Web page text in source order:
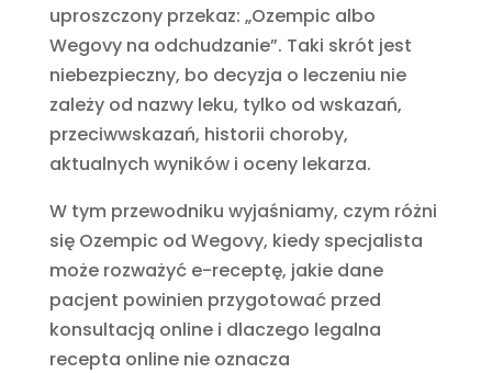
uproszczony przekaz: „Ozempic albo
Wegovy na odchudzanie”. Taki skrót jest
niebezpieczny, bo decyzja o leczeniu nie
zależy od nazwy leku, tylko od wskazań,
przeciwwskazań, historii choroby,
aktualnych wyników i oceny lekarza.
W tym przewodniku wyjaśniamy, czym różni
się Ozempic od Wegovy, kiedy specjalista
może rozważyć e-receptę, jakie dane
pacjent powinien przygotować przed
konsultacją online i dlaczego legalna
recepta online nie oznacza